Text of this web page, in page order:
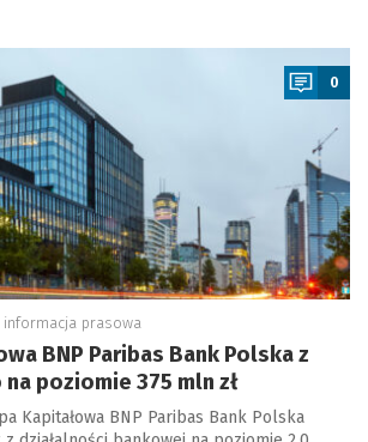
0
informacja prasowa
BNP Paribas Bank Polska z
poziomie 375 mln zł
Kapitałowa BNP Paribas Bank Polska